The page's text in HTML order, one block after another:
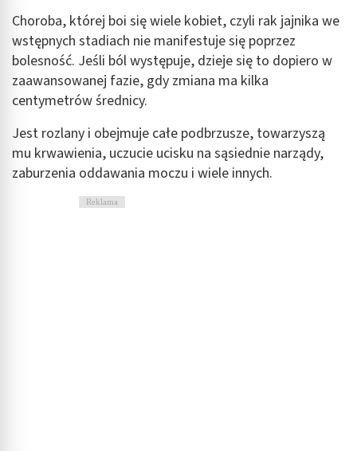
Choroba, której boi się wiele kobiet, czyli rak jajnika we
wstępnych stadiach nie manifestuje się poprzez
bolesność. Jeśli ból występuje, dzieje się to dopiero w
zaawansowanej fazie, gdy zmiana ma kilka
centymetrów średnicy.
Jest rozlany i obejmuje całe podbrzusze, towarzyszą
mu krwawienia, uczucie ucisku na sąsiednie narządy,
zaburzenia oddawania moczu i wiele innych.
Reklama